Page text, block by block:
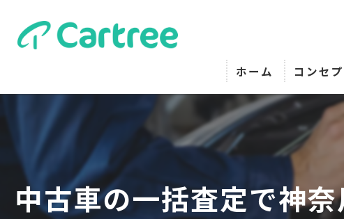
ホーム コンセ
中古車の一括査定で神